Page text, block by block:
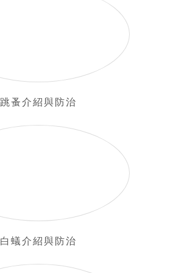
跳蚤介紹與防治
白蟻介紹與防治